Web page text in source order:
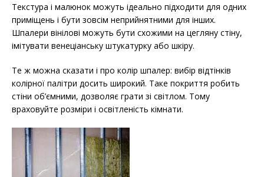
Текстура і малюнок можуть ідеально підходити для одних
приміщень і бути зовсім неприйнятними для інших.
Шпалери вінілові можуть бути схожими на цегляну стіну,
імітувати венеціанську штукатурку або шкіру.
Те ж можна сказати і про колір шпалер: вибір відтінків
колірної палітри досить широкий. Таке покриття робить
стіни об’ємними, дозволяє грати зі світлом. Тому
враховуйте розміри і освітленість кімнати.